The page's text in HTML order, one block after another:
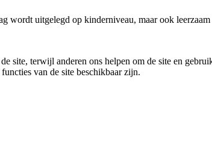
uitgelegd op kinderniveau, maar ook
site, terwijl anderen ons helpen om de site en
van de site beschikbaar zijn.